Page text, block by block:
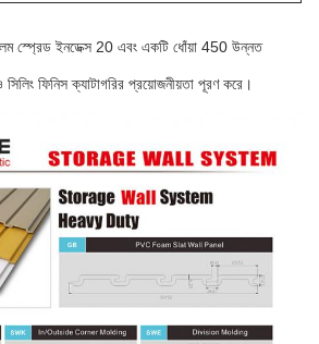
স্প্রেড ইনডেক্স 20 এবং একটি ধোঁয়া 450 উন্নত
ফিনিস ক্যাটাগরির প্রয়োজনীয়তা পূরণ করে।